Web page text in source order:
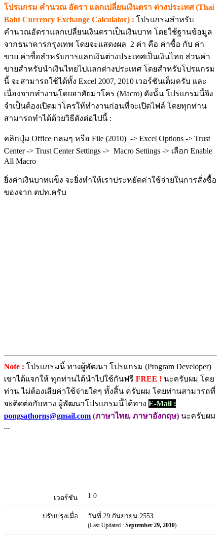
โปรแกรม คำนวณ อัตรา แลกเปลี่ยนเงินตรา ต่างประเทศ (Thai
Baht Currency Exchange Calculator) : โปรแกรมสำหรับ
คำนวณอัตราแลกเปลี่ยนเงินตราเป็นเงินบาท โดยใช้ฐานข้อมูล
จากธนาคารกรุงเทพ โดยจะแสดงผล 2 ค่า คือ ค่าซื้อ กับ ค่า
ขาย ค่าซื้อสำหรับการแลกเงินต่างประเทศเป็นเงินไทย ส่วนค่า
ขายสำหรับนำเงินไทยไปแลกต่างประเทศ โดยสำหรับโปรแกรม
นี้ จะสามารถใช้ได้ทั้ง Excel 2007, 2010 เวอร์ชันเต็มครับ และ
เนื่องจากทำงานโดยอาศัยมาโคร (Macro) ดังนั้น โปรแกรมนี้จึง
จำเป็นต้องเปิดมาโครให้ทำงานก่อนที่จะเปิดไฟล์ โดยทุกท่าน
สามารถทำได้ด้วยวิธีดังต่อไปนี้ :
คลิกปุ่ม Office กลมๆ หรือ File (2010) -> Excel Options -> Trust
Center -> Trust Center Settings -> Macro Settings -> เลือก Enable
All Macro
ยิ่งค่าเงินบาทแข็ง จะยิ่งทำให้เราประหยัดค่าใช้จ่ายในการสั่งซื้อ
ของจาก ตปท.ครับ
Note : โปรแกรมนี้ ทางผู้พัฒนา โปรแกรม (Program Developer)
เขาได้แจกให้ ทุกท่านได้นำไปใช้กันฟรี FREE ! นะครับผม โดย
ท่าน ไม่ต้องเสียค่าใช้จ่ายใดๆ ทั้งสิ้น ครับผม โดยท่านสามารถที่
จะติดต่อกับทาง ผู้พัฒนาโปรแกรมนี้ได้ทาง E-Mail :
pongsathorns@gmail.com (ภาษาไทย, ภาษาอังกฤษ) นะครับผม
...
เวอร์ชัน 1.0
ปรับปรุงเมื่อ วันที่ 29 กันยายน 2553
(Last Updated : September 29, 2010)